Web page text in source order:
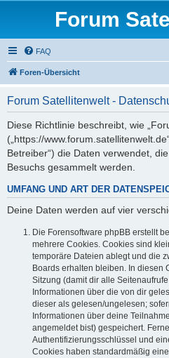
Forum
FAQ
Foren-Übersicht
Forum Satellitenwelt -
Diese Richtlinie beschreibt, wie
(„https://
Betreiber“) die Daten verwendet,
Besuchs gesammelt werden.
UMFANG UND ART DER
Deine Daten werden auf vier
Die Forensoftware phpBB erstellt
mehrere Cookies. Cookies sind
temporäre Dateien ablegt und die
Boards erhalten bleiben. In diesen
Sitzung (damit dir alle
Informationen über die von dir
dieser als gelesen/ungelesen;
Informationen über deine
angemeldet bist) gespeichert.
Authentifizierungsschlüssel und
Cookies haben standardmäßig